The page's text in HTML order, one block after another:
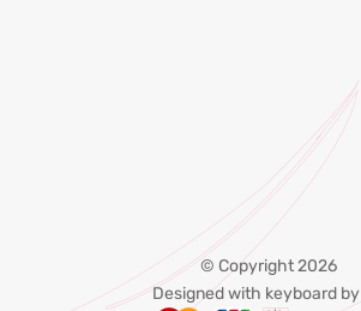
Copyright 2026 ©
Designed with keyboard by